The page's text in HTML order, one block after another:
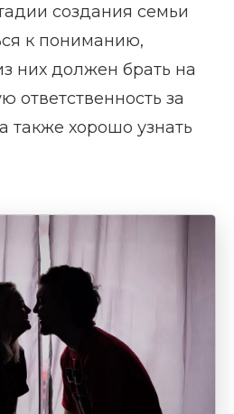
создания семьи
к пониманию,
них должен брать на
ответственность за
также хорошо узнать